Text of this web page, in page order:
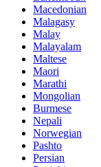
Macedonian
Malagasy
Malay
Malayalam
Maltese
Maori
Marathi
Mongolian
Burmese
Nepali
Norwegian
Pashto
Persian